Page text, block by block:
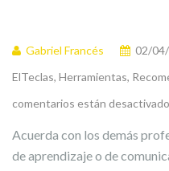
Gabriel Francés 02/
ElTeclas, Herramientas,
comentarios están
Acuerda con los demás
de aprendizaje o de